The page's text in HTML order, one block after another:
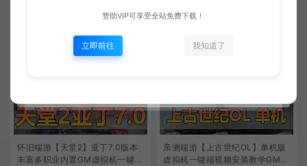
280 爱游网单
怀旧端游【天堂2】亚丁7.0版本
丰富多职业内置GM虚拟机一键端
亲测端游【上古世纪OL】单机版
虚拟机一键端视频安装教学GM后
赞助VIP可享受全站免费下载！
立即前往 我知道了